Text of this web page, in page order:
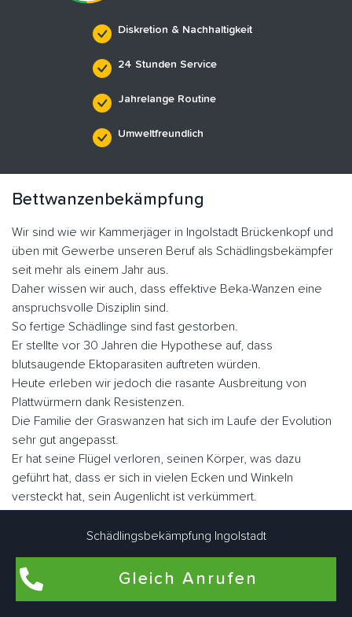
Diskretion & Nachhaltigkeit
24 Stunden Service
Jahrelange Routine
Umweltfreundlich
Bettwanzenbekämpfung
Wir sind wie wir Kammerjäger in Ingolstadt Brückenkopf und
üben mit Gewerbe unseren Beruf als Schädlingsbekämpfer
seit mehr als einem Jahr aus.
Daher wissen wir auch, dass effektive Beka-Wanzen eine
anspruchsvolle Disziplin sind.
So fertige Schädlinge sind fast gestorben.
Er stellte vor 30 Jahren die Hypothese auf, dass
blutsaugende Ektoparasiten auftreten würden.
Heute erleben wir jedoch die rasante Ausbreitung von
Plattwürmern dank Resistenzen.
Die Familie der Graswanzen hat sich im Laufe der Evolution
sehr gut angepasst.
Er hat seine Flügel verloren, seinen Körper, was dazu
geführt hat, dass er sich in vielen Ecken und Winkeln
versteckt hat, sein Augenlicht ist verkümmert.
Wenn Sie sie schnell betrachten, ähneln sie in Größe und
Es gibt ungefähr fünf Millionen Parasiten, wenn sie nüchtern
sind, aber sie können eine Größe von fast einem Zoll
Schädlingsbekämpfung Ingolstadt
Gleich Anrufen